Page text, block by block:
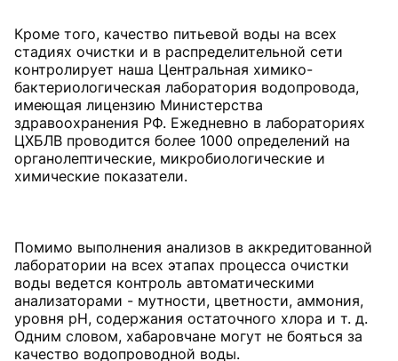
Кроме того, качество питьевой воды на всех
стадиях очистки и в распределительной сети
контролирует наша Центральная химико-
бактериологическая лаборатория водопровода,
имеющая лицензию Министерства
здравоохранения РФ. Ежедневно в лабораториях
ЦХБЛВ проводится более 1000 определений на
органолептические, микробиологические и
химические показатели.
Помимо выполнения анализов в аккредитованной
лаборатории на всех этапах процесса очистки
воды ведется контроль автоматическими
анализаторами - мутности, цветности, аммония,
уровня рН, содержания остаточного хлора и т. д.
Одним словом, хабаровчане могут не бояться за
качество водопроводной воды.